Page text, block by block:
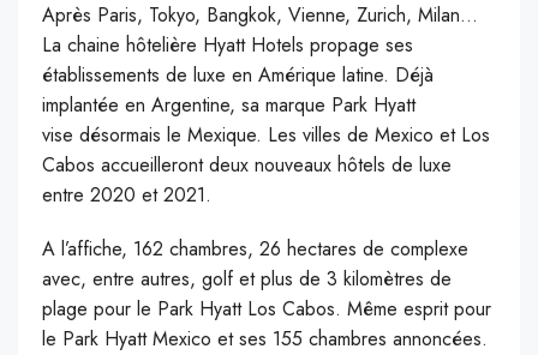
Après Paris, Tokyo, Bangkok, Vienne, Zurich, Milan…
La chaine hôtelière Hyatt Hotels propage ses
établissements de luxe en Amérique latine. Déjà
implantée en Argentine, sa marque Park Hyatt
vise désormais le Mexique. Les villes de Mexico et Los
Cabos accueilleront deux nouveaux hôtels de luxe
entre 2020 et 2021.
A l’affiche, 162 chambres, 26 hectares de complexe
avec, entre autres, golf et plus de 3 kilomètres de
plage pour le Park Hyatt Los Cabos. Même esprit pour
le Park Hyatt Mexico et ses 155 chambres annoncées.